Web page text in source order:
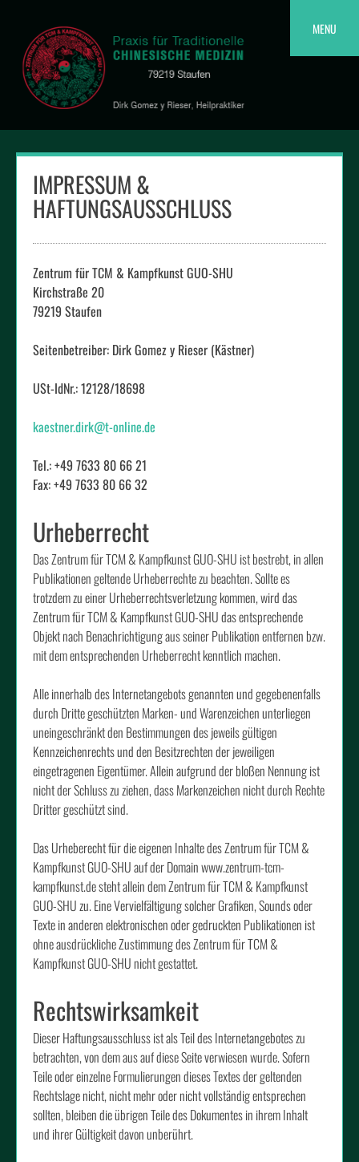
content
MENU
IMPRESSUM &
HAFTUNGSAUSSCHLUSS
Zentrum für TCM & Kampfkunst GUO-SHU
Kirchstraße 20
79219 Staufen
Seitenbetreiber: Dirk Gomez y Rieser (Kästner)
USt-IdNr.: 12128/18698
kaestner.dirk@t-online.de
Tel.: +49 7633 80 66 21
Fax: +49 7633 80 66 32
Urheberrecht
Das Zentrum für TCM & Kampfkunst GUO-SHU ist bestrebt, in allen
Publikationen geltende Urheberrechte zu beachten. Sollte es
trotzdem zu einer Urheberrechtsverletzung kommen, wird das
Zentrum für TCM & Kampfkunst GUO-SHU das entsprechende
Objekt nach Benachrichtigung aus seiner Publikation entfernen bzw.
mit dem entsprechenden Urheberrecht kenntlich machen.
Alle innerhalb des Internetangebots genannten und gegebenenfalls
durch Dritte geschützten Marken- und Warenzeichen unterliegen
uneingeschränkt den Bestimmungen des jeweils gültigen
Kennzeichenrechts und den Besitzrechten der jeweiligen
eingetragenen Eigentümer. Allein aufgrund der bloßen Nennung ist
nicht der Schluss zu ziehen, dass Markenzeichen nicht durch Rechte
Dritter geschützt sind.
Das Urheberecht für die eigenen Inhalte des Zentrum für TCM &
Kampfkunst GUO-SHU auf der Domain www.zentrum-tcm-
kampfkunst.de steht allein dem Zentrum für TCM & Kampfkunst
GUO-SHU zu. Eine Vervielfältigung solcher Grafiken, Sounds oder
Texte in anderen elektronischen oder gedruckten Publikationen ist
ohne ausdrückliche Zustimmung des Zentrum für TCM &
Kampfkunst GUO-SHU nicht gestattet.
Rechtswirksamkeit
Dieser Haftungsausschluss ist als Teil des Internetangebotes zu
betrachten, von dem aus auf diese Seite verwiesen wurde. Sofern
Teile oder einzelne Formulierungen dieses Textes der geltenden
Rechtslage nicht, nicht mehr oder nicht vollständig entsprechen
sollten, bleiben die übrigen Teile des Dokumentes in ihrem Inhalt
und ihrer Gültigkeit davon unberührt.